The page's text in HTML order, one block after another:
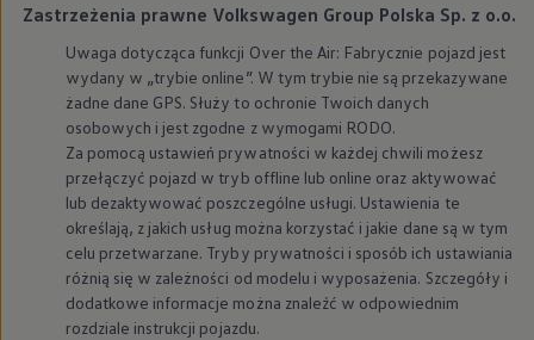
Finansowanie aut używanych
Finansowanie dla firm
Kalkulator finansowy
Kredyt i najem
Kredyt
Najem
Finansowanie aut używanych
Kalkulator finansowy
Ubezpieczenia i gwarancje
Ubezpieczenia komunikacyjne
Ubezpieczenie GAP/RTI
Gwarancje
Zakup i finansowanie dla biznesu
Leasing dla biznesu
Mała flota
Zastrzeżenia prawne Volkswagen Group Polska Sp. z o.o.
Uwaga dotycząca funkcji Over the Air: Fabrycznie pojazd jest
wydany w „trybie online”. W tym trybie nie są przekazywane
żadne dane GPS. Służy to ochronie Twoich danych
osobowych i jest zgodne z wymogami RODO.
Za pomocą ustawień prywatności w każdej chwili możesz
przełączyć pojazd w tryb offline lub online oraz aktywować
lub dezaktywować poszczególne usługi. Ustawienia te
określają, z jakich usług można korzystać i jakie dane są w tym
celu przetwarzane. Tryby prywatności i sposób ich ustawiania
różnią się w zależności od modelu i wyposażenia. Szczegóły i
dodatkowe informacje można znaleźć w odpowiednim
rozdziale instrukcji pojazdu.